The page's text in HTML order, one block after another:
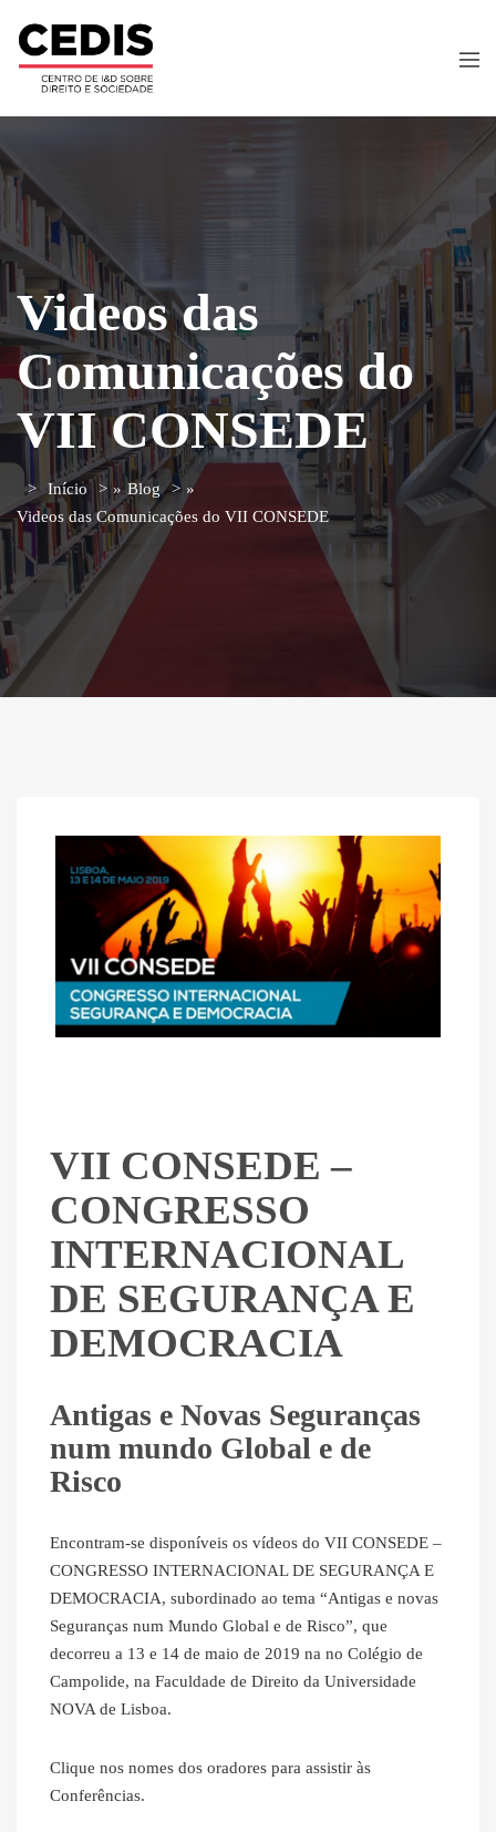
Videos das
Comunicações do
VII CONSEDE
Início » Blog
»
Videos das Comunicações do VII CONSEDE
VII CONSEDE –
CONGRESSO
INTERNACIONAL
DE SEGURANÇA E
DEMOCRACIA
Antigas e Novas Seguranças
num mundo Global e de
Risco
Encontram-se disponíveis os vídeos do VII CONSEDE –
CONGRESSO INTERNACIONAL DE SEGURANÇA E
DEMOCRACIA, subordinado ao tema “Antigas e novas
Seguranças num Mundo Global e de Risco”, que
decorreu a 13 e 14 de maio de 2019 na no Colégio de
Campolide, na Faculdade de Direito da Universidade
NOVA de Lisboa.
Clique nos nomes dos oradores para assistir às
Conferências.